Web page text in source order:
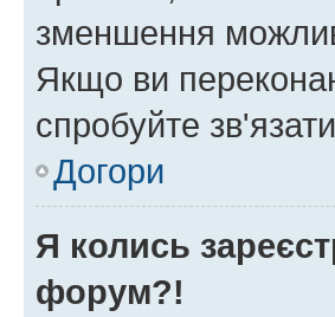
зменшення
Якщо ви
спробуйте
Догори
Я колись
форум?!